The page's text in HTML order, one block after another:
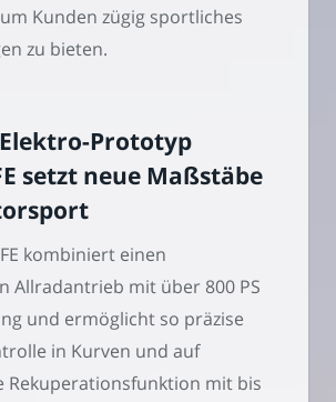
Kunden zügig sportliches
zu bieten.
Elektro-Prototyp
setzt neue Maßstäbe
kombiniert einen
Allradantrieb mit über 800 PS
und ermöglicht so präzise
in Kurven und auf
Rekuperationsfunktion mit bis